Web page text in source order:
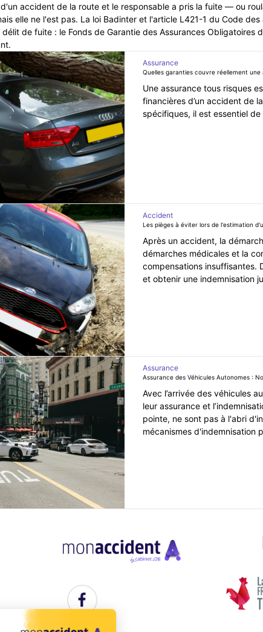
accident de la route et le responsable a pris la fuite — ou
elle ne l'est pas. La loi Badinter et l'article L421-1 du Code
de fuite : le Fonds de Garantie des Assurances Obligatoires
Assurance
Quelles garanties couvre réellement une
Une assurance tous risques
financières d’un accident de
spécifiques, il est essentiel
Accident
Les pièges à éviter lors de l'estimation
Après un accident, la
démarches médicales et la
compensations insuffisantes.
et obtenir une indemnisation
Assurance
Assurance des Véhicules Autonomes :
Avec l’arrivée des véhicules
leur assurance et
pointe, ne sont pas à l'abri
mécanismes d'indemnisation